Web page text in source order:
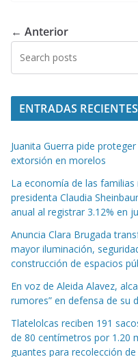
← Anterior
ENTRADAS RECIENTES
Juanita Guerra pide
extorsión en morelos
La economía de las
presidenta Claudia
anual al registrar 3.12% en
Anuncia Clara Brugada
mayor iluminación,
construcción de espacios
En voz de Aleida Alavez,
rumores” en defensa de su
Tlatelolcas reciben 191
de 80 centímetros por 1.20
guantes para recolección